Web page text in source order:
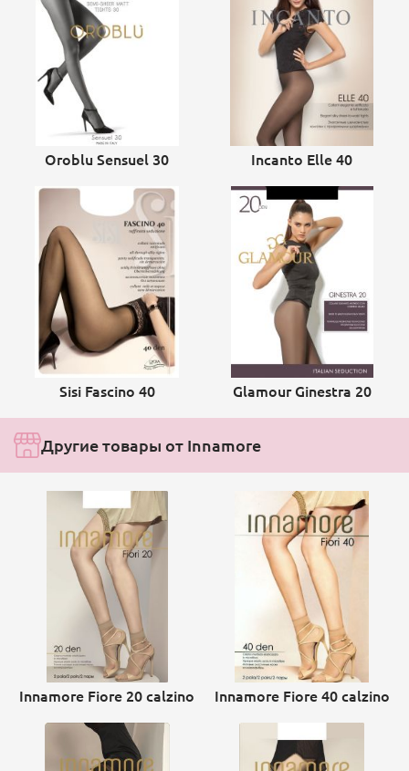
Oroblu Sensuel 30 Incanto Elle 40
Sisi Fascino 40 Glamour Ginestra 20
Другие товары от Innamore
Innamore Fiore 20 calzino Innamore Fiore 40 calzino